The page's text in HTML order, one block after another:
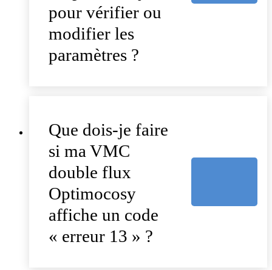
pour vérifier ou
modifier les
paramètres ?
Que dois-je faire
si ma VMC
double flux
Optimocosy
affiche un code
« erreur 13 » ?